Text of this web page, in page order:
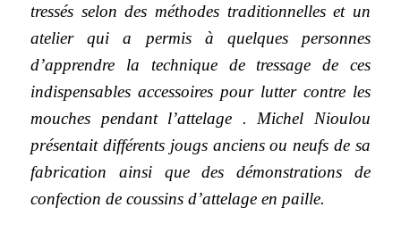
tressés selon des méthodes traditionnelles et un
atelier qui a permis à quelques personnes
d’apprendre la technique de tressage de ces
indispensables accessoires pour lutter contre les
mouches pendant l’attelage . Michel Nioulou
présentait différents jougs anciens ou neufs de sa
fabrication ainsi que des démonstrations de
confection de coussins d’attelage en paille.